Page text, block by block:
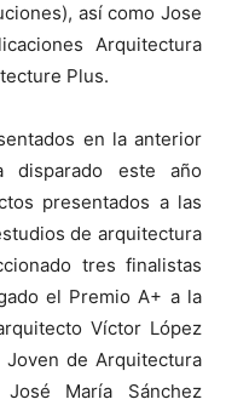
así como Jose
Arquitectura
Plus.
en la anterior
disparado este año
presentados a las
de arquitectura
tres finalistas
el Premio A+ a la
Víctor López
de Arquitectura
María Sánchez